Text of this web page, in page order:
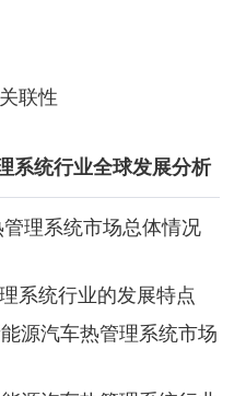
联性
系统行业全球发展分析
理系统市场总体情况
系统行业的发展特点
源汽车热管理系统市场